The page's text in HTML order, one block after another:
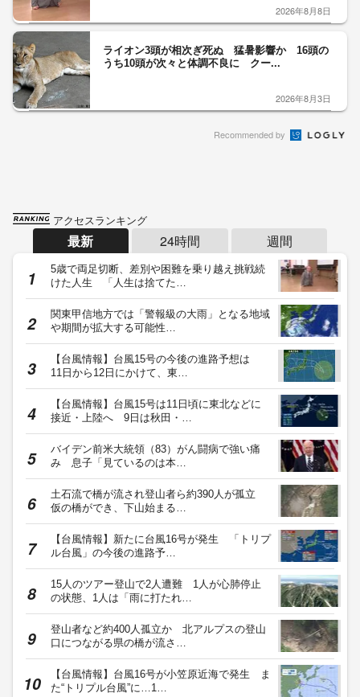
2026年8月8日
ライオン3頭が相次ぎ死ぬ 猛暑影響か 16頭の
うち10頭が次々と体調不良に クー...
2026年8月3日
Recommended by
アクセスランキング
最新 24時間 週間
5歳で両足切断、差別や困難を乗り越え挑戦続
けた人生 「人生は捨てた…
関東甲信地方では「警報級の大雨」となる地域
や期間が拡大する可能性…
【台風情報】台風15号の今後の進路予想は
11日から12日にかけて、東…
【台風情報】台風15号は11日頃に東北などに
接近・上陸へ 9日は秋田・…
バイデン前米大統領（83）がん闘病で強い痛
み 息子「見ているのは本…
土石流で橋が流され登山者ら約390人が孤立
仮の橋ができ、下山始まる…
【台風情報】新たに台風16号が発生 「トリプ
ル台風」の今後の進路予…
15人のツアー登山で2人遭難 1人が心肺停止
の状態、1人は「雨に打たれ…
登山者など約400人孤立か 北アルプスの登山
口につながる県の橋が流さ…
【台風情報】台風16号が小笠原近海で発生 ま
た“トリプル台風”に…1…